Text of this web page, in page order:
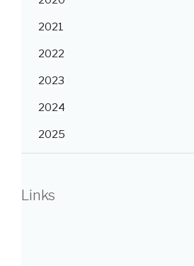
2021
2022
2023
2024
2025
Links